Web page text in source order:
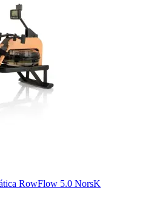
RowFlow 5.0 NorsK